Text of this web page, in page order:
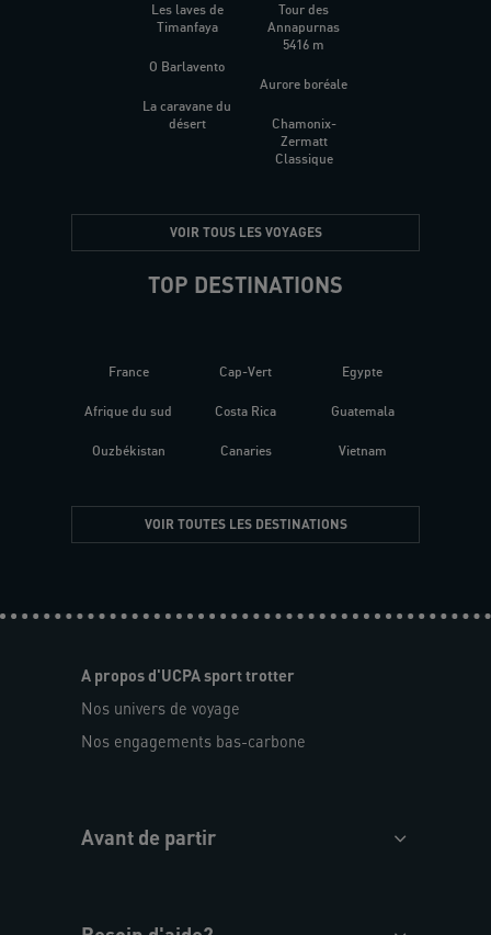
Les laves de
Timanfaya
O Barlavento
La caravane du
désert
Tour des
Annapurnas
5416 m
Aurore boréale
Chamonix-
Zermatt
Classique
VOIR TOUS LES VOYAGES
TOP DESTINATIONS
France
Afrique du sud
Ouzbékistan
Cap-Vert
Costa Rica
Canaries
Egypte
Guatemala
Vietnam
VOIR TOUTES LES DESTINATIONS
A propos d'UCPA sport trotter
Nos univers de voyage
Nos engagements bas-carbone
Avant de partir